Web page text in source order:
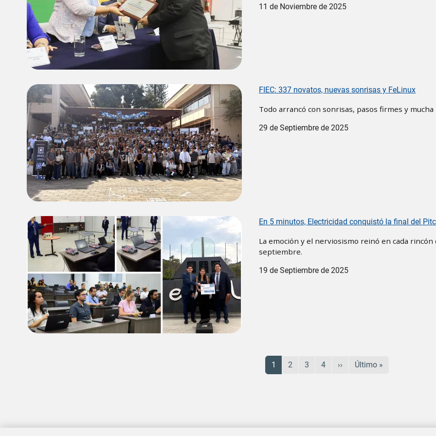
11 de Noviembre de 2025
Image FIEC: 337 novatos, nuevas sonrisas y FeLinux
Todo arrancó con sonrisas, pasos firmes y mucha
29 de Septiembre de 2025
Image En 5 minutos, Electricidad conquistó la final del
La emoción y el nerviosismo reinó en cada rincón
septiembre.
19 de Septiembre de 2025
Página actual
1 Página
2 Página
3 Página
4 Siguiente página
›› Última página
Último »